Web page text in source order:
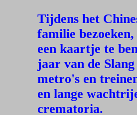
Tijdens het
familie
een kaartje te
jaar van de
metro's en
en lange
crematoria.